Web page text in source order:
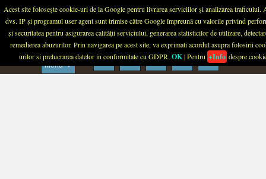
Menu
PLANETA TECH
Menu
Acest site folosește cookie-uri de la Google pentru livrarea serviciilor și analizarea traficului.
dvs. IP și programul user agent sunt trimise către Google împreună cu valorile privind
și securitatea pentru asigurarea calității serviciului, generarea statisticilor de utilizare,
remedierea abuzurilor. Prin navigarea pe acest site, va exprimati acordul asupra folosirii
urilor si prelucrarea datelor in conformitate cu GDPR. OK| Pentru +Info despre